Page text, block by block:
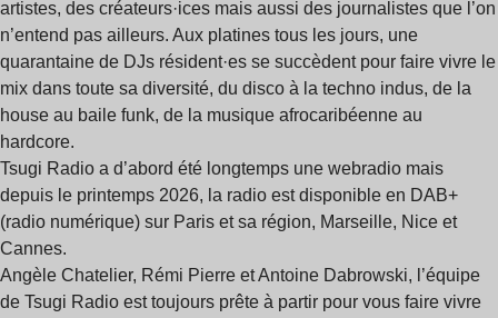
artistes, des créateurs·ices mais aussi des journalistes que l’on
n’entend pas ailleurs. Aux platines tous les jours, une
quarantaine de DJs résident·es se succèdent pour faire vivre le
mix dans toute sa diversité, du disco à la techno indus, de la
house au baile funk, de la musique afrocaribéenne au
hardcore.
Tsugi Radio a d’abord été longtemps une webradio mais
depuis le printemps 2026, la radio est disponible en DAB+
(radio numérique) sur Paris et sa région, Marseille, Nice et
Cannes.
Angèle Chatelier, Rémi Pierre et Antoine Dabrowski, l’équipe
de Tsugi Radio est toujours prête à partir pour vous faire vivre